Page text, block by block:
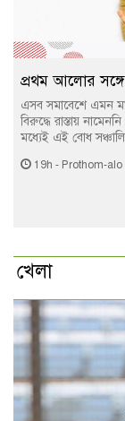
প্রথম আলোর
এসব সমাবেশে এমন
বিরুদ্ধে রাস্তায়
মধ্যেই এই বোধ
19h - Prothom-alo
খেলা